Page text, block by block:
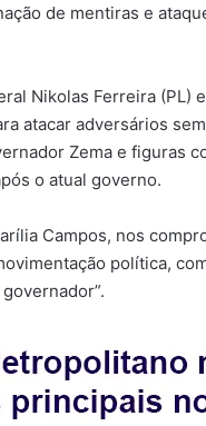
de mentiras e
Nikolas Ferreira (PL)
atacar adversários
Zema e figuras
o atual governo.
Campos, nos
política,